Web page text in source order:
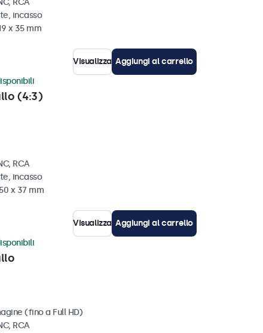
RCA
incasso
x 35 mm
Visualizza Aggiungi al carrello
(4:3)
RCA
incasso
x 37 mm
Visualizza Aggiungi al carrello
(fino a Full HD)
RCA